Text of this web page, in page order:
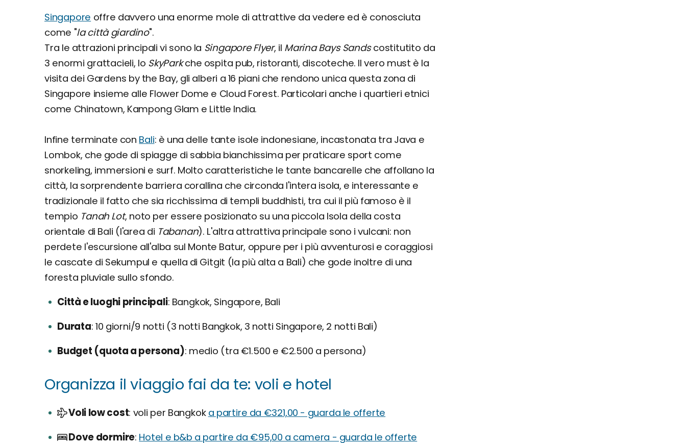
Singapore offre davvero una enorme mole di attrattive da vedere ed è conosciuta
come "la città giardino".
Tra le attrazioni principali vi sono la Singapore Flyer, il Marina Bays Sandscostitutito da
3 enormi grattacieli, lo SkyParkche ospita pub, ristoranti, discoteche. Il vero must è la
visita dei Gardens by the Bay, gli alberi a 16 piani che rendono unica questa zona di
Singapore insieme alle Flower Dome e Cloud Forest. Particolari anche i quartieri etnici
come Chinatown, Kampong Glam e Little India.
Infine terminate con Bali: è una delle tante isole indonesiane, incastonata tra Java e
Lombok, che gode di spiagge di sabbia bianchissima per praticare sport come
snorkeling, immersioni e surf. Molto caratteristiche le tante bancarelle che affollano la
città, la sorprendente barriera corallina che circonda l'intera isola, e interessante e
tradizionale il fatto che sia ricchissima di templi buddhisti, tra cui il più famoso è il
tempio Tanah Lot, noto per essere posizionato su una piccola Isola della costa
orientale di Bali (l'area di Tabanan). L'altra attrattiva principale sono i vulcani: non
perdete l'escursione all'alba sul Monte Batur, oppure per i più avventurosi e coraggiosi
le cascate di Sekumpul e quella di Gitgit (la più alta a Bali) che gode inoltre di una
foresta pluviale sullo sfondo.
Città e luoghi principali Bangkok, Singapore, Bali
Durata 10 giorni/9 notti (3 notti Bangkok, 3 notti Singapore, 2 notti Bali)
Budget (quota a persona) medio (tra €1.500 e €2.500 a persona)
Organizza il viaggio fai da te: voli e hotel
Voli low cost voli per Bangkok a partire da €321,00 - guarda le offerte
Dove dormire Hotel e b&b a partire da €95,00 a camera - guarda le offerte